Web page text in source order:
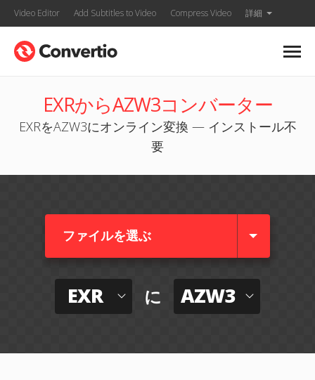
Video Editor Add Subtitles to Video Compress Video 詳細
EXRからAZW3コンバーター
EXRをAZW3にオンライン変換 — インストール不
要
ファイルを選ぶ
EXR に AZW3